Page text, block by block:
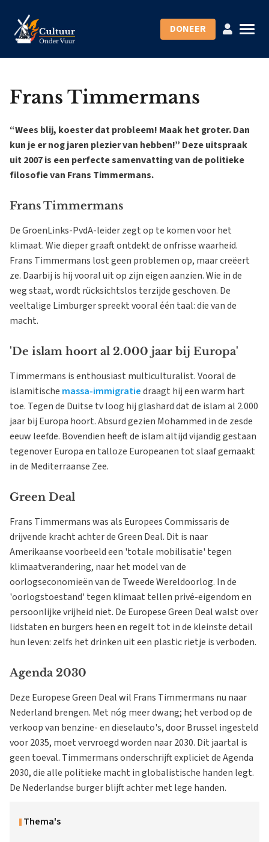
DONEER
Frans Timmermans
“Wees blij, koester dat probleem! Maak het groter. Dan
kun je er nog jaren plezier van hebben!” Deze uitspraak
uit 2007 is een perfecte samenvatting van de politieke
filosofie van Frans Timmermans.
Frans Timmermans
De GroenLinks-PvdA-leider zegt op te komen voor het
klimaat. Wie dieper graaft ontdekt de onfrisse waarheid.
Frans Timmermans lost geen problemen op, maar creëert
ze. Daarbij is hij vooral uit op zijn eigen aanzien. Wie in de
weg staat, wordt rücksichtslos terzijde geschoven. De
veeltalige Limburger spreekt vooral één taal: die van de
macht.
'De islam hoort al 2.000 jaar bij Europa'
Timmermans is enthousiast multiculturalist. Vooral de
islamitische massa-immigratiedraagt hij een warm hart
toe. Tegen de Duitse tv loog hij glashard dat de islam al 2.000
jaar bij Europa hoort. Absurd gezien Mohammed in de zesde
eeuw leefde. Bovendien heeft de islam altijd vijandig gestaan
tegenover Europa en talloze Europeanen tot slaaf gemaakt
in de Mediterraanse Zee.
Green Deal
Frans Timmermans was als Europees Commissaris de
drijvende kracht achter de Green Deal. Dit is naar
Amerikaanse voorbeeld een 'totale mobilisatie' tegen
klimaatverandering, naar het model van de
oorlogseconomieën van de Tweede Wereldoorlog. In de
'oorlogstoestand' tegen klimaat tellen privé-eigendom en
persoonlijke vrijheid niet. De Europese Green Deal walst over
lidstaten en burgers heen en regelt tot in de kleinste detail
hun leven: zelfs het drinken uit een plastic rietje is verboden.
Agenda 2030
Deze Europese Green Deal wil Frans Timmermans nu naar
Nederland brengen. Met nóg meer dwang; het verbod op de
verkoop van benzine- en dieselauto's, door Brussel ingesteld
voor 2035, moet vervroegd worden naar 2030. Dit jaartal is
geen toeval. Timmermans onderschrijft expliciet de Agenda
2030, die alle politieke macht in globalistische handen legt.
De Nederlandse burger blijft achter met lege handen.
Thema's